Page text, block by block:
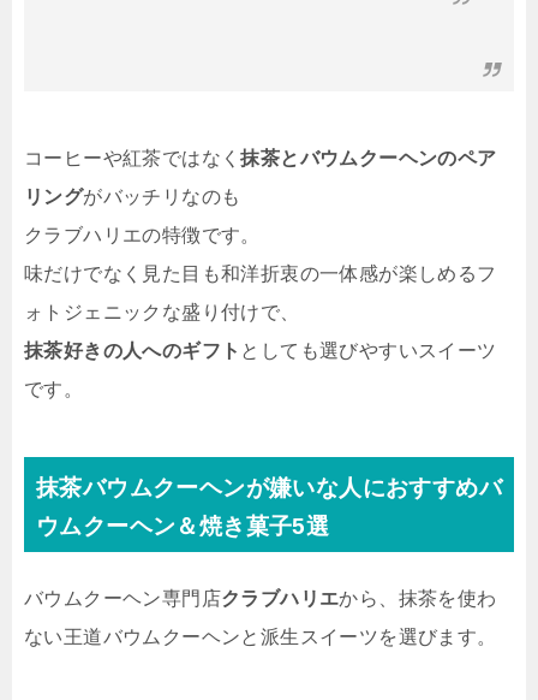
コーヒーや紅茶ではなく抹茶とバウムクーヘンのペア
リングがバッチリなのも
クラブハリエの特徴です。
味だけでなく見た目も和洋折衷の一体感が楽しめるフ
ォトジェニックな盛り付けで、
抹茶好きの人へのギフト としても選びやすいスイーツ
です。
抹茶バウムクーヘンが嫌いな人におすすめバ
ウムクーヘン＆焼き菓子5選
バウムクーヘン専門店クラブハリエから、抹茶を使わ
ない王道バウムクーヘンと派生スイーツを選びます。